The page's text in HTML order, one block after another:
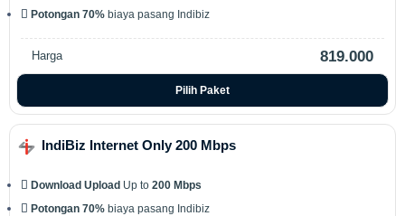
Potongan 70% biaya pasang Indibiz
Harga 819.000
Pilih Paket
IndiBiz Internet Only 200 Mbps
Download Upload Up to 200 Mbps
Potongan 70% biaya pasang Indibiz